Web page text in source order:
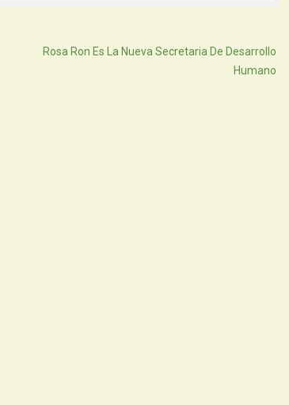
Rosa Ron Es La Nueva Secretaria De Desarrollo
Humano